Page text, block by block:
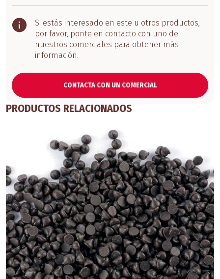
Si estás interesado en este u otros productos,
por favor, ponte en contacto con uno de
nuestros comerciales para obtener más
información.
CONTACTA CON UN COMERCIAL
PRODUCTOS RELACIONADOS